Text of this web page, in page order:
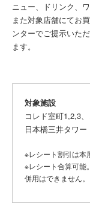
ニュー、ドリンク、
また対象店舗にてお
ンターでご提示いた
ます。
対象施設
コレド室町1,2,3、
日本橋三井タワー
※レシート割引は本
※レシート合算可能
併用はできません。